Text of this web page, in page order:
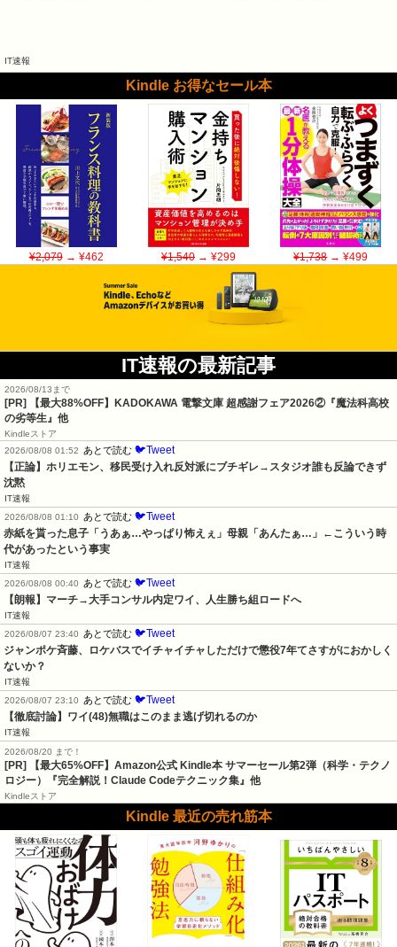
IT速報
Kindle お得なセール本
¥2,079→ ¥462 ¥1,540→ ¥299 ¥1,738→ ¥499
IT速報の最新記事
2026/08/13まで
[PR] 【最大88%OFF】KADOKAWA 電撃文庫 超感謝フェア2026②『魔法科高校
の劣等生』他
Kindleストア
2026/08/08 01:52
あとで読む 🐦Tweet
【正論】ホリエモン、移民受け入れ反対派にブチギレ→スタジオ誰も反論できず
沈黙
IT速報
2026/08/08 01:10
あとで読む 🐦Tweet
赤紙を貰った息子「うあぁ…やっぱり怖えぇ」母親「あんたぁ…」←こういう時
代があったという事実
IT速報
2026/08/08 00:40
あとで読む 🐦Tweet
【朗報】マーチ→大手コンサル内定ワイ、人生勝ち組ロードへ
IT速報
2026/08/07 23:40
あとで読む 🐦Tweet
ジャンポケ斉藤、ロケバスでイチャイチャしただけで懲役7年てさすがにおかしく
ないか？
IT速報
2026/08/07 23:10
あとで読む 🐦Tweet
【徹底討論】ワイ(48)無職はこのまま逃げ切れるのか
IT速報
2026/08/20 まで！
[PR]
【最大65%OFF】Amazon公式 Kindle本 サマーセール第2弾（科学・テクノ
ロジー）『完全解説！Claude Codeテクニック集』他
Kindleストア
Kindle 最近の売れ筋本